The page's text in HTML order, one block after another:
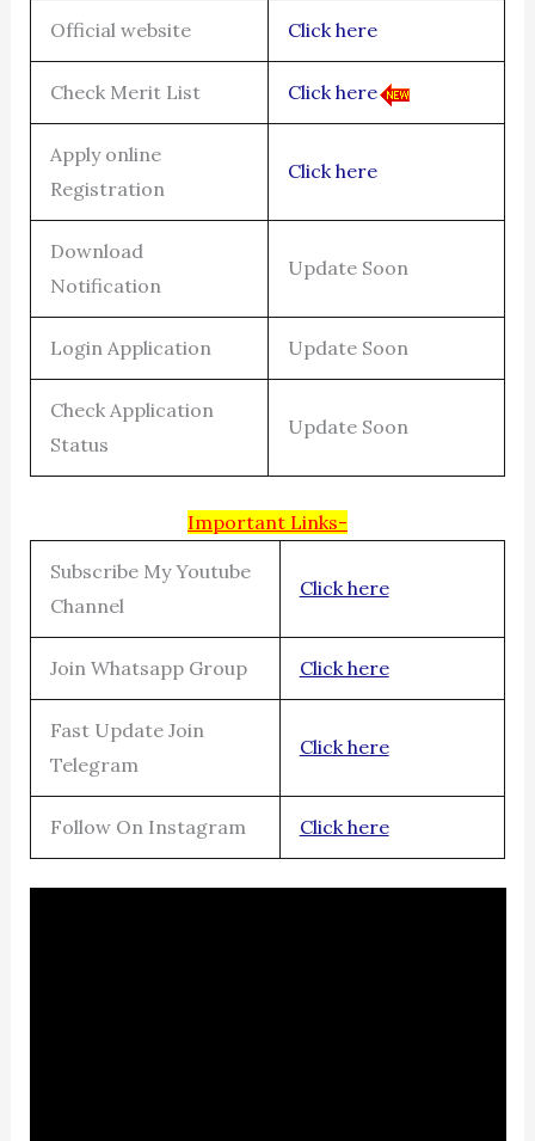
Official website Click here
Check Merit List Click here
Apply online
Registration
Click here
Download
Notification
Update Soon
Login Application Update Soon
Check Application
Status
Update Soon
Important Links-
Subscribe My Youtube
Channel
Click here
Join Whatsapp Group Click here
Fast Update Join
Telegram
Click here
Follow On Instagram Click here